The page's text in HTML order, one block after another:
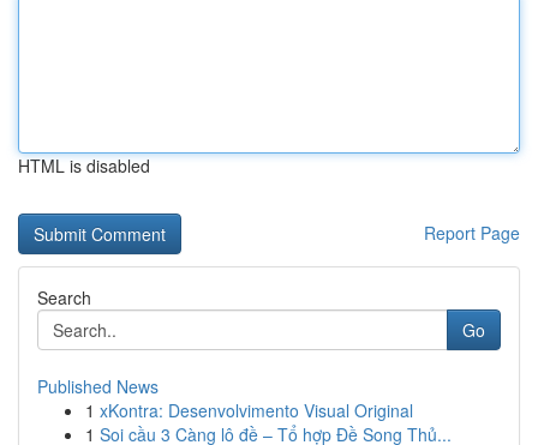
HTML is disabled
Report Page
Search
Go
Published News
1 xKontra: Desenvolvimento Visual Original
1 Soi cầu 3 Càng lô đề – Tổ hợp Đề Song Thủ...